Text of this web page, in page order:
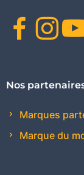
Nos
Marques
Marque du